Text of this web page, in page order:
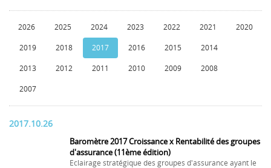
2026 2025 2024 2023 2022 2021 2020
2019 2018 2017 2016 2015 2014
2013 2012 2011 2010 2009 2008
2007
2017.10.26
Baromètre 2017 Croissance x Rentabilité des groupes
d'assurance (11ème édition)
Eclairage stratégique des groupes d'assurance ayant le